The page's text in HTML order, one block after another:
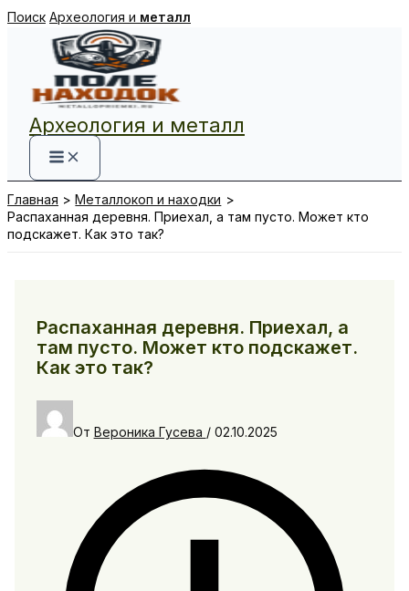
Перейти
содержимому
Поиск Археология и металл
Археология и металл
Главная
Металлокоп и находки
Распаханная деревня. Приехал, а там пусто. Может кто
подскажет. Как это так?
Распаханная деревня. Приехал, а
там пусто. Может кто подскажет.
Как это так?
От Вероника Гусева / 02.10.2025